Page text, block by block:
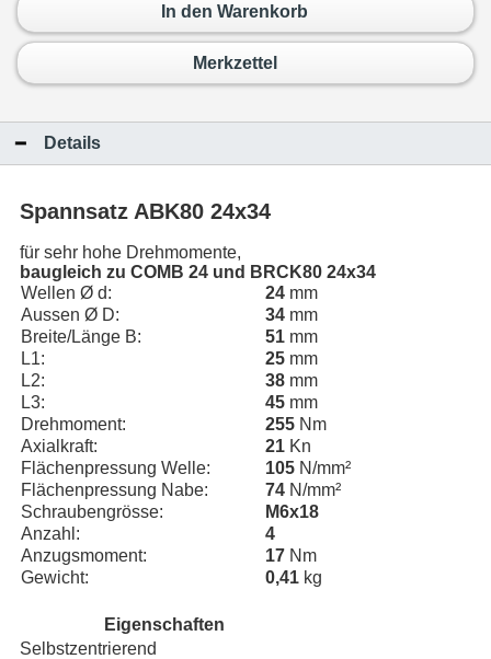
In den Warenkorb
Merkzettel
Details
Spannsatz ABK80 24x34
für sehr hohe Drehmomente,
baugleich zu COMB 24 und BRCK80 24x34
Wellen Ø d:
24 mm
Aussen Ø D:
34 mm
Breite/Länge B:
51 mm
L1:
25 mm
L2:
38 mm
L3:
45 mm
Drehmoment:
255 Nm
Axialkraft:
21 Kn
Flächenpressung Welle:
105 N/mm²
Flächenpressung Nabe:
74 N/mm²
Schraubengrösse:
M6x18
Anzahl:
4
Anzugsmoment:
17 Nm
Gewicht:
0,41 kg
Eigenschaften
Selbstzentrierend